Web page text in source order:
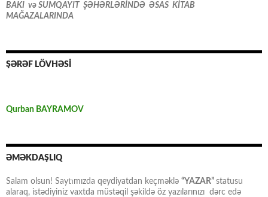
BAKI və SUMQAYIT ŞƏHƏRLƏRİNDƏ ƏSAS KİTAB
MAĞAZALARINDA
ŞƏRƏF LÖVHƏSİ
Qurban BAYRAMOV
ƏMƏKDAŞLIQ
Salam olsun! Saytımızda qeydiyatdan keçməklə “YAZAR” statusu
alaraq, istədiyiniz vaxtda müstəqil şəkildə öz yazılarınızı dərc edə